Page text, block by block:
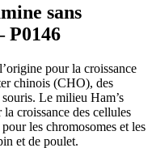
sans
P0146
pour la croissance
chinois (CHO), des
Le milieu Ham’s
croissance des cellules
les chromosomes et les
et de poulet.